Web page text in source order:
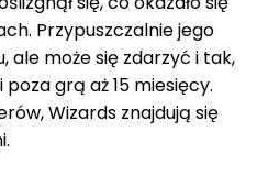
Przypuszczalnie jego
ale może się zdarzyć i tak,
grą aż 15 miesięcy.
Wizards znajdują się